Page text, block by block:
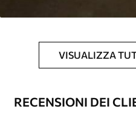
VISUALIZZA
RECENSIONI DEI